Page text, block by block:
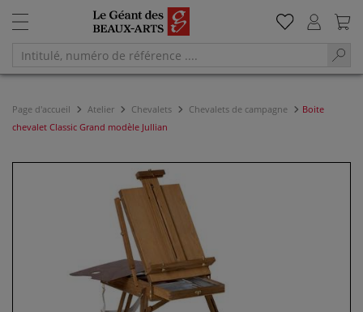
Page d'accueil Atelier Chevalets Chevalets de campagne
Boite
chevalet Classic Grand modèle Jullian